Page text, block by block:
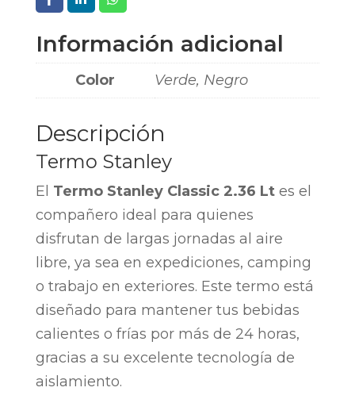
Información adicional
Color Verde, Negro
Descripción
Termo Stanley
El Termo Stanley Classic 2.36 Ltes el
compañero ideal para quienes
disfrutan de largas jornadas al aire
libre, ya sea en expediciones, camping
o trabajo en exteriores. Este termo está
diseñado para mantener tus bebidas
calientes o frías por más de 24 horas,
gracias a su excelente tecnología de
aislamiento.